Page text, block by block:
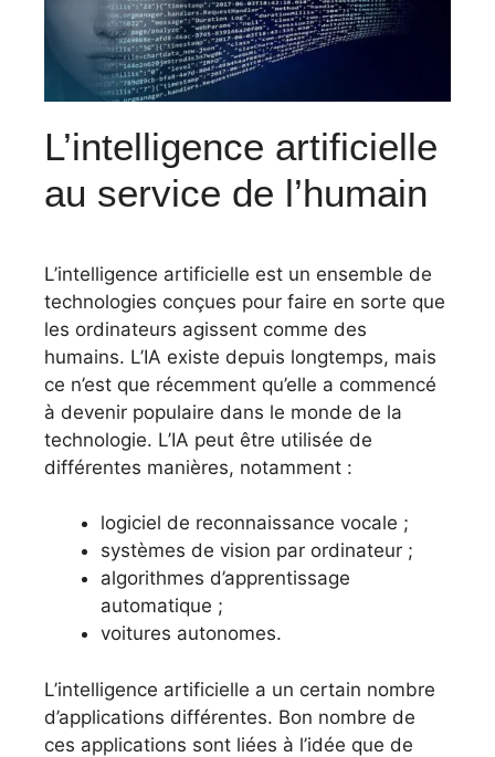
L’intelligence artificielle
au service de l’humain
L’intelligence artificielle est un ensemble de
technologies conçues pour faire en sorte que
les ordinateurs agissent comme des
humains. L’IA existe depuis longtemps, mais
ce n’est que récemment qu’elle a commencé
à devenir populaire dans le monde de la
technologie. L’IA peut être utilisée de
différentes manières, notamment :
logiciel de reconnaissance vocale ;
systèmes de vision par ordinateur ;
algorithmes d’apprentissage
automatique ;
voitures autonomes.
L’intelligence artificielle a un certain nombre
d’applications différentes. Bon nombre de
ces applications sont liées à l’idée que de